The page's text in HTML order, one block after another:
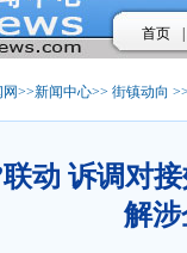
首页
>>新闻中心>> 街镇动向
动 诉调对
解涉